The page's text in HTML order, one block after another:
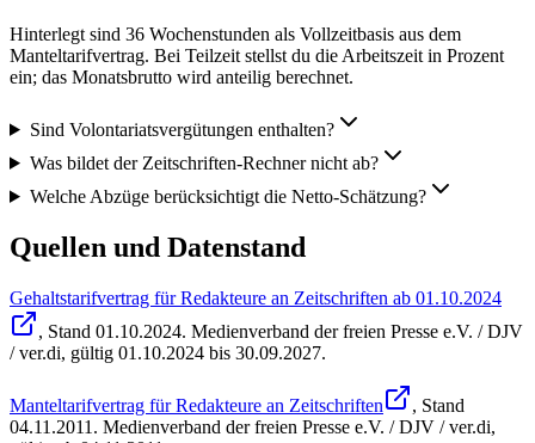
Hinterlegt sind 36 Wochenstunden als Vollzeitbasis aus dem
Manteltarifvertrag. Bei Teilzeit stellst du die Arbeitszeit in Prozent
ein; das Monatsbrutto wird anteilig berechnet.
Sind Volontariatsvergütungen enthalten?
Was bildet der Zeitschriften-Rechner nicht ab?
Welche Abzüge berücksichtigt die Netto-Schätzung?
Quellen und Datenstand
Gehaltstarifvertrag für Redakteure an Zeitschriften ab 01.10.2024
, Stand 01.10.2024. Medienverband der freien Presse e.V. / DJV
/ ver.di, gültig 01.10.2024 bis 30.09.2027.
Manteltarifvertrag für Redakteure an Zeitschriften
, Stand
04.11.2011 . Medienverband der freien Presse e.V. / DJV / ver.di,